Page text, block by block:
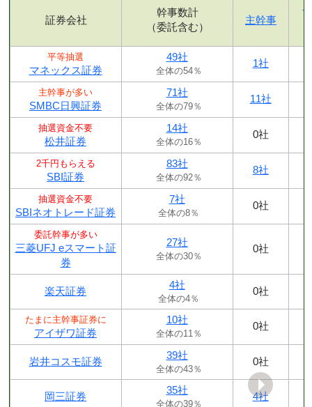
証券会社
幹事数計
（委託含む）
主幹事
平等抽選
マネックス証券
49社
全体の54％
1社
主幹事が多い
SMBC日興証券
71社
全体の79％
11社
抽選資金不要
松井証券
14社
全体の16％
0社
2千円もらえる
SBI証券
83社
全体の92％
8社
抽選資金不要
SBIネオトレード証券
7社
全体の8％
0社
委託幹事が多い
三菱UFJ eスマート証
券
27社
全体の30％
0社
楽天証券
4社
全体の4％
0社
たまに主幹事証券に
アイザワ証券
10社
全体の11％
0社
岩井コスモ証券
39社
全体の43％
0社
岡三証券
35社
全体の39％
4社